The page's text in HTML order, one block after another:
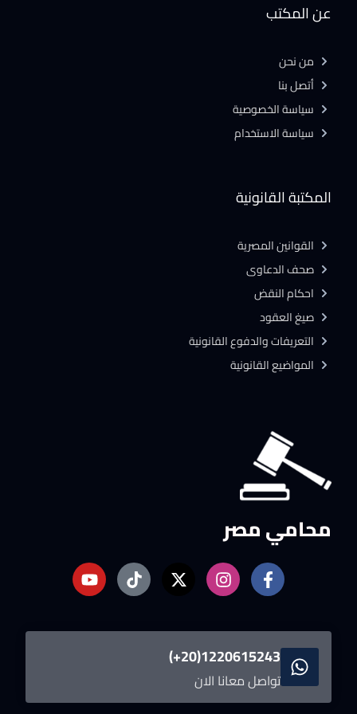
محامي مصر
1220615243(20+)
تواصل معانا الان
المكتبة القانونية
القوانين المصرية
صحف الدعاوى
احكام النقض
صيغ العقود
التعريفات والدفوع القانونية
المواضيع القانونية
عن المكتب
من نحن
أتصل بنا
سياسة الخصوصية
سياسة الاستخدام